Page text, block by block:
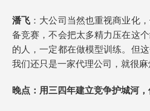
潘飞 ：大公司当然也重视商业化
备竞赛，不会把太多精力压在这
的人，一定都在做模型训练。但
我们还只是一家代理公司，就很麻
晚点 ：用三四年建立竞争护城河